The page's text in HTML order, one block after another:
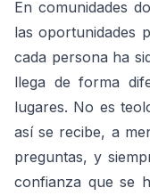
En comunidades
las oportunidades
cada persona ha
llega de forma
lugares. No es
así se recibe, a
preguntas, y
confianza que se